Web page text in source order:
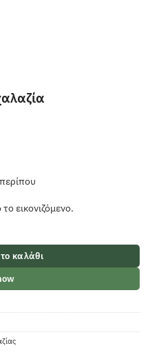
εικονιζόμενο.
καλάθι